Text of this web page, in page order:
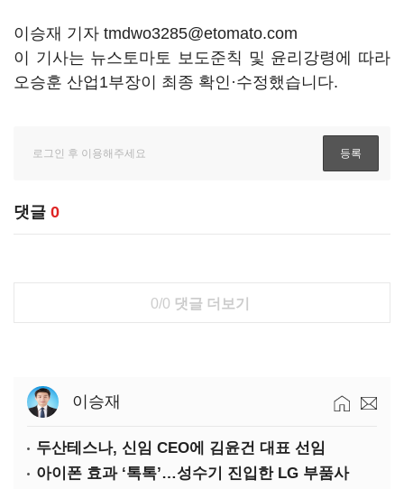
이승재 기자 tmdwo3285@etomato.com
이 기사는 뉴스토마토 보도준칙 및 윤리강령에 따라
오승훈 산업1부장이 최종 확인·수정했습니다.
댓글 0
0/0 댓글 더보기
이승재
두산테스나, 신임 CEO에 김윤건 대표 선임
아이폰 효과 ‘톡톡’…성수기 진입한 LG 부품사